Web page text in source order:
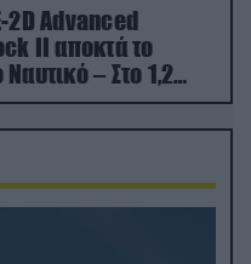
2D Advanced
II αποκτά το
– Στο 1,2
κόστος